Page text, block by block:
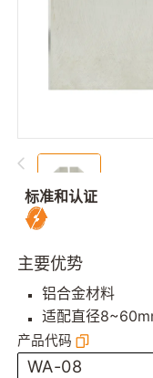
标准和认证
主要优势
铝合金材料
适配直径
产品代码
WA-08